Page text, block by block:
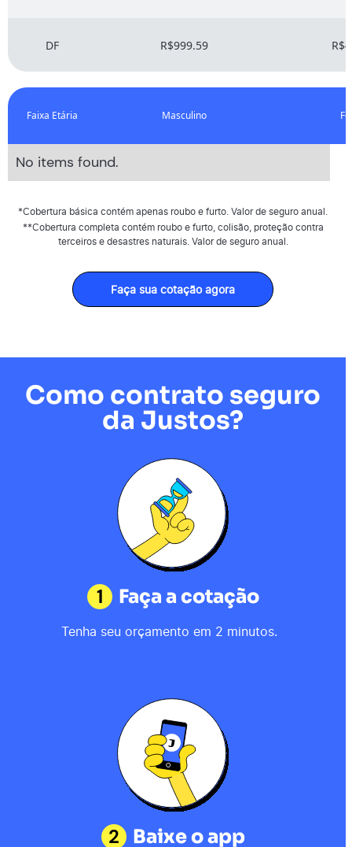
DF R$999.59
Faixa Etária Masculino
No items found.
*Cobertura básica contém apenas roubo e furto. Valor de seguro anual.
**Cobertura completa contém roubo e furto, colisão, proteção contra
terceiros e desastres naturais. Valor de seguro anual.
Faça sua cotação agora
Como contrato seguro
da Justos?
1 Faça a cotação
Tenha seu orçamento em 2 minutos.
2 Baixe o app